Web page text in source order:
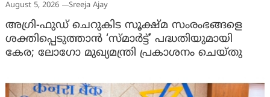
August 5, 2026 Sreeja Ajay
അഗ്രി-ഫുഡ് ചെറുകിട സൂക്ഷ്മ സംരംഭങ്ങളെ
ശക്തിപ്പെടുത്താന്‍ ‘സ്മാര്‍ട്ട്’ പദ്ധതിയുമായി
കേര; ലോഗോ മുഖ്യമന്ത്രി പ്രകാശനം ചെയ്തു